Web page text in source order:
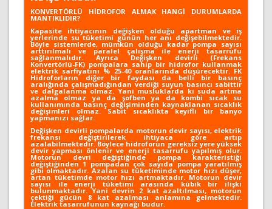
KONVERTÖRLÜ HİDROFOR ALMAK HANGİ DURUMLARDA
MANTIKLIDIR?
Kapasite ihtiyacının değişken olduğu apartman ve iş
yerlerinde su tüketimi günün her anı değişebilmektedir.
Böyle sistemlerde, mümkün olduğu kadar pompa sayısı
arttırılmalı ve paralel çalışma ile enerji tasarrufu
sağlanmalıdır. Ayrıca Değişken devirli (Frekans
Konvertörlü-FK) pompalara sahip bir hidrofor kullanmak
elektrik sarfiyatını % 25-40 oranlarında düşürecektir. FK
Hidroforların diğer bir faydası da belli bir basınç
aralığında çalışmadığından verdiği suyun basıncı sabittir
ve dalgalanma olmaz. Yani musluklarda ki suda artma
azalma olmaz ya da şofben ya da kombi sıcak su
kullanımında basınç değişiminden kaynaklanan sıcaklık
değişimleri olmaz. Sabit sıcaklıkta keyifli bir banyo
yapmanızı sağlar.
Değişken devirli pompalarda motorun devir sayısı, elektrik
frekansı değiştirilerek ihtiyaca göre artıp
azalabilmektedir. Böylece hidroforun gereksiz yere yüksek
devir yapması önlenir ve enerji tasarrufu yapılmış olur.
Motorun devri değiştiğinde pompa karakteristiği
değiştiğinden 1 pompadan çok sayıda pompa yaratılmış
gibi olmaktadır. Azalan su tüketiminde motor hızı düşer,
artan tüketimde motor hızı artmaktadır. Motorun devir
sayısı ile enerji tüketimi arasında kübik bir ilişki
bulunmaktadır. Yani devrin 2 kat azaltılması, motorun
çektiği gücün 8 kat azalması anlamına gelmektedir.
Elektrik tasarrufunun kaynağı budur.